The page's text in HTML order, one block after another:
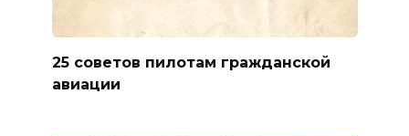
25 советов пилотам гражданской
авиации